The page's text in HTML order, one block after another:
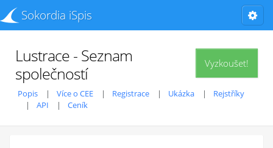
Sokordia iSpis
Vyzkoušet!
Lustrace - Seznam
společností
Popis Více o CEE Registrace Ukázka
Rejstříky
API
Ceník